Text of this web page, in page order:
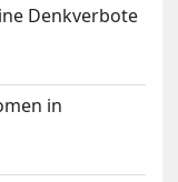
Denkverbote
in